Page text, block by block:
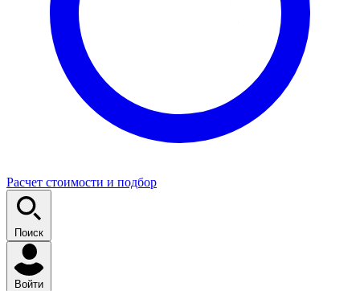
Расчет стоимости и подбор
Поиск
Войти